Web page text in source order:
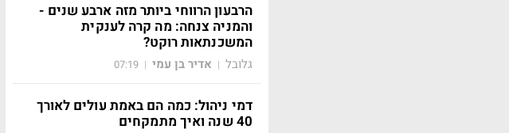
הרבעון הרווחי ביותר מזה ארבע שנים -
והמניה צנחה: מה קרה לענקית
המשכנתאות רוקט?
גלובל | אדיר בן עמי |
07:19
דמי ניהול: כמה הם באמת עולים לאורך
40 שנה ואיך מתמקחים